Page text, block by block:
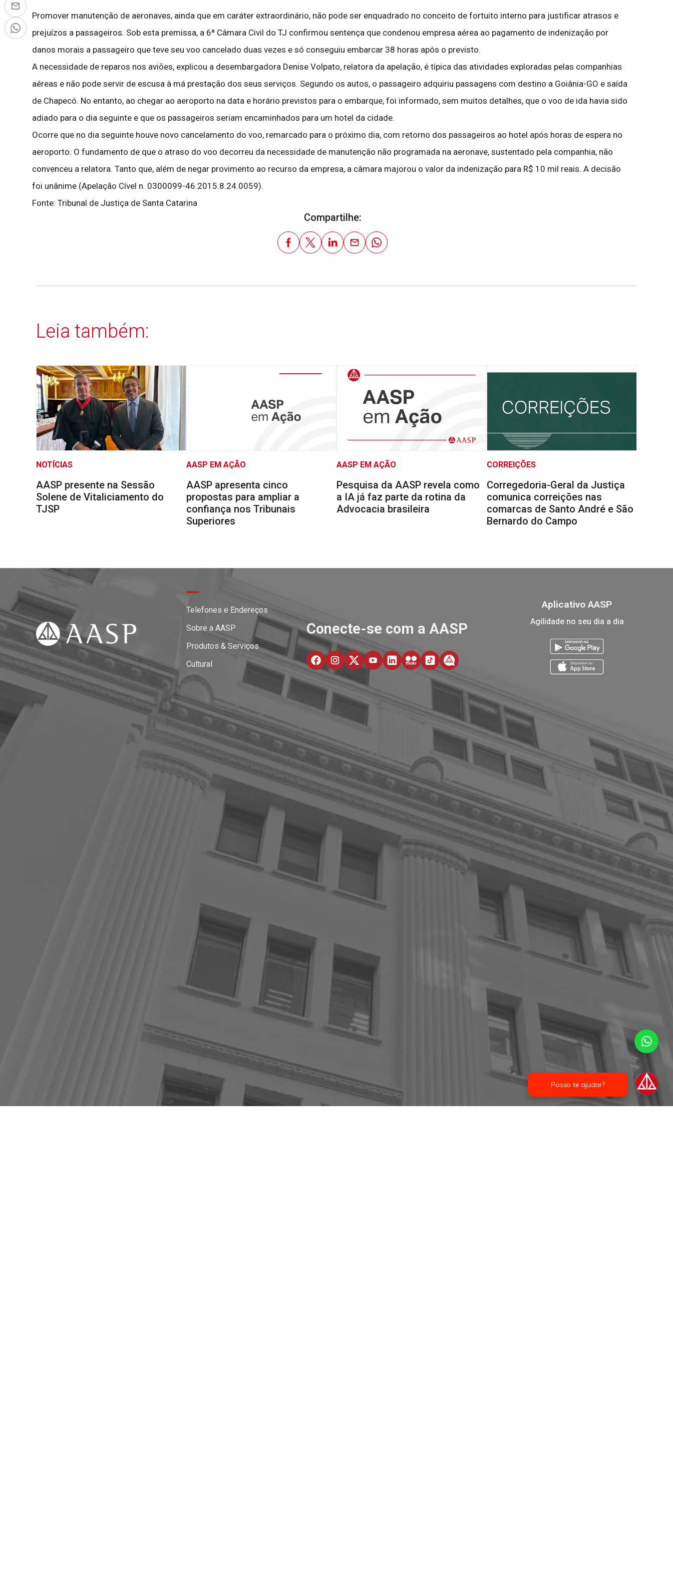
Promover manutenção de aeronaves, ainda que em caráter extraordinário, não pode ser enquadrado no conceito de fortuito interno para justificar atrasos e
prejuízos a passageiros. Sob esta premissa, a 6ª Câmara Civil do TJ confirmou sentença que condenou empresa aérea ao pagamento de indenização por
danos morais a passageiro que teve seu voo cancelado duas vezes e só conseguiu embarcar 38 horas após o previsto.
A necessidade de reparos nos aviões, explicou a desembargadora Denise Volpato, relatora da apelação, é típica das atividades exploradas pelas companhias
aéreas e não pode servir de escusa à má prestação dos seus serviços. Segundo os autos, o passageiro adquiriu passagens com destino a Goiânia-GO e saída
de Chapecó. No entanto, ao chegar ao aeroporto na data e horário previstos para o embarque, foi informado, sem muitos detalhes, que o voo de ida havia sido
adiado para o dia seguinte e que os passageiros seriam encaminhados para um hotel da cidade.
Ocorre que no dia seguinte houve novo cancelamento do voo, remarcado para o próximo dia, com retorno dos passageiros ao hotel após horas de espera no
aeroporto. O fundamento de que o atraso do voo decorreu da necessidade de manutenção não programada na aeronave, sustentado pela companhia, não
convenceu a relatora. Tanto que, além de negar provimento ao recurso da empresa, a câmara majorou o valor da indenização para R$ 10 mil reais. A decisão
foi unânime (Apelação Cível n. 0300099-46.2015.8.24.0059).
Fonte: Tribunal de Justiça de Santa Catarina
Compartilhe:
Leia também:
NOTÍCIAS
AASP presente na Sessão
Solene de Vitaliciamento do
TJSP
AASP EM AÇÃO
AASP apresenta cinco
propostas para ampliar a
confiança nos Tribunais
Superiores
AASP EM AÇÃO
Pesquisa da AASP revela como
a IA já faz parte da rotina da
Advocacia brasileira
CORREIÇÕES
Corregedoria-Geral da Justiça
comunica correições nas
comarcas de Santo André e São
Bernardo do Campo
Telefones e Endereços
Sobre a AASP
Produtos & Serviços
Cultural
Conecte-se com a AASP
Aplicativo AASP
Agilidade no seu dia a dia